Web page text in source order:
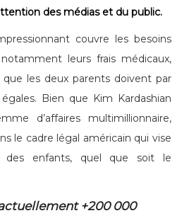
des médias et du public.
couvre les besoins
leurs frais médicaux,
les deux parents doivent par
Bien que Kim Kardashian
d’affaires multimillionnaire,
le cadre légal américain qui vise
des enfants, quel que soit le
+200 000